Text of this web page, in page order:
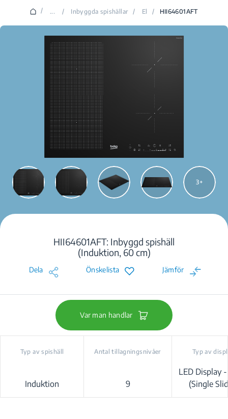
/ ... / Inbyggda spishällar / El / HII64601AFT
3
HII64601AFT: Inbyggd spishäll
(Induktion, 60 cm)
Dela Önskelista Jämför
Var man handlar
Typ av spishäll
Induktion
Antal tillagningsnivåer
9
Typ av
LED Display
(Single